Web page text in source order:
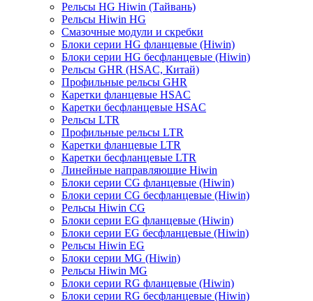
Рельсы HG Hiwin (Тайвань)
Рельсы Hiwin HG
Смазочные модули и скребки
Блоки серии HG фланцевые (Hiwin)
Блоки серии HG бесфланцевые (Hiwin)
Рельсы GHR (HSAC, Китай)
Профильные рельсы GHR
Каретки фланцевые HSAC
Каретки бесфланцевые HSAC
Рельсы LTR
Профильные рельсы LTR
Каретки фланцевые LTR
Каретки бесфланцевые LTR
Линейные направляющие Hiwin
Блоки серии CG фланцевые (Hiwin)
Блоки серии CG бесфланцевые (Hiwin)
Рельсы Hiwin CG
Блоки серии EG фланцевые (Hiwin)
Блоки серии EG бесфланцевые (Hiwin)
Рельсы Hiwin EG
Блоки серии MG (Hiwin)
Рельсы Hiwin MG
Блоки серии RG фланцевые (Hiwin)
Блоки серии RG бесфланцевые (Hiwin)